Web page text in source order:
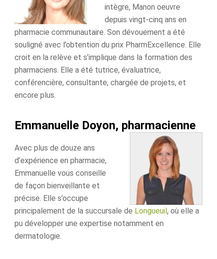
intègre, Manon oeuvre
depuis vingt-cinq ans en
pharmacie communautaire. Son dévouement a été
souligné avec l’obtention du prix PharmExcellence. Elle
croit en la relève et s’implique dans la formation des
pharmaciens. Elle a été tutrice, évaluatrice,
conférencière, consultante, chargée de projets, et
encore plus.
Emmanuelle Doyon, pharmacienne
Avec plus de douze ans
d’expérience en pharmacie,
Emmanuelle vous conseille
de façon bienveillante et
précise. Elle s’occupe
principalement de la succursale de Longueuil, où elle a
pu développer une expertise notamment en
dermatologie.